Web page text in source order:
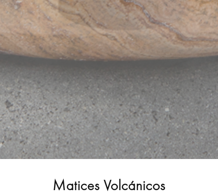
Matices Volcánicos